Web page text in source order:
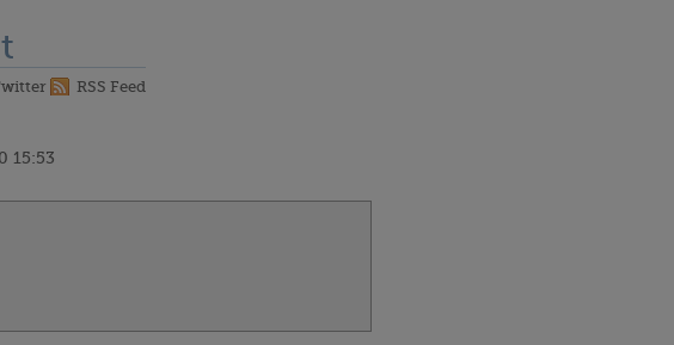
RSS Feed
15:53